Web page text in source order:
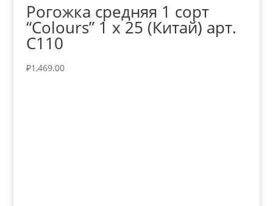
Рогожка средняя 1 сорт
“Colours” 1 х 25 (Китай) арт.
C110
₽1,469.00